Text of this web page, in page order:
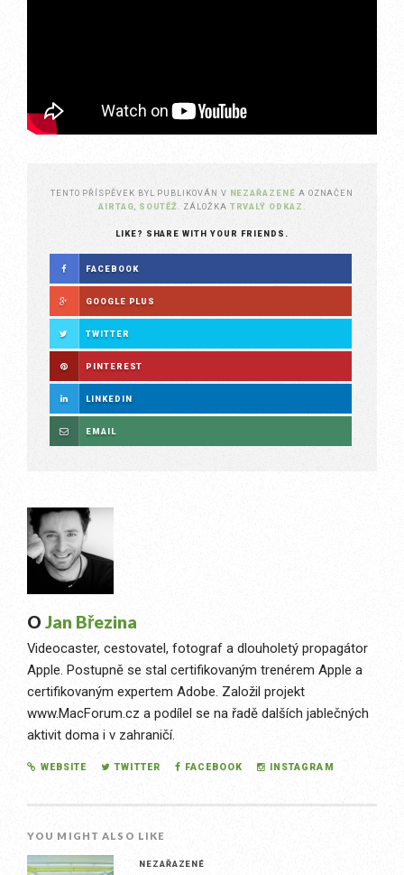
TENTO PŘÍSPĚVEK BYL PUBLIKOVÁN V NEZAŘAZENÉ A OZNAČEN
AIRTAG
SOUTĚŽ . ZÁLOŽKA TRVALÝ ODKAZ
LIKE? SHARE WITH YOUR FRIENDS.
FACEBOOK
GOOGLE PLUS
TWITTER
PINTEREST
LINKEDIN
EMAIL
O Jan Březina
Videocaster, cestovatel, fotograf a dlouholetý propagátor
Apple. Postupně se stal certifikovaným trenérem Apple a
certifikovaným expertem Adobe. Založil projekt
www.MacForum.cz a podílel se na řadě dalších jablečných
aktivit doma i v zahraničí.
WEBSITE TWITTER FACEBOOK INSTAGRAM
YOU MIGHT ALSO LIKE
NEZAŘAZENÉ